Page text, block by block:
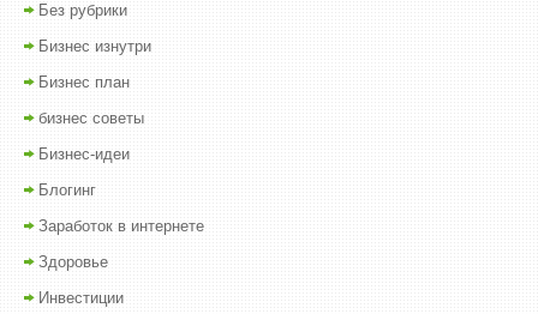
Без рубрики
Бизнес изнутри
Бизнес план
бизнес советы
Бизнес-идеи
Блогинг
Заработок в интернете
Здоровье
Инвестиции